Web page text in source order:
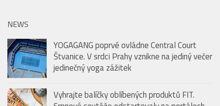
NEWS
YOGAGANG poprvé ovládne Central Court
Štvanice. V srdci Prahy vznikne na jediný večer
jedinečný yoga zážitek
Vyhrajte balíčky oblíbených produktů FIT.